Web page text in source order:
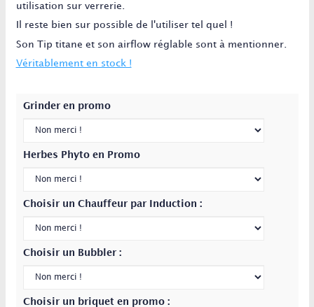
utilisation sur verrerie.
Il reste bien sur possible de l'utiliser tel quel !
Son Tip titane et son airflow réglable sont à mentionner.
Véritablement en stock !
Grinder en promo
Herbes Phyto en Promo
Choisir un Chauffeur par Induction :
Choisir un Bubbler :
Choisir un briquet en promo :